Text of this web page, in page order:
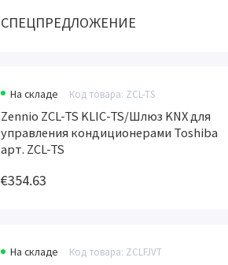
СПЕЦПРЕДЛОЖЕНИЕ
На складе Код товара: ZCL-TS
Zennio ZCL-TS KLIC-TS/Шлюз KNX для
управления кондиционерами Toshiba
арт. ZCL-TS
€354.63
На складе Код товара: ZCLFJVT